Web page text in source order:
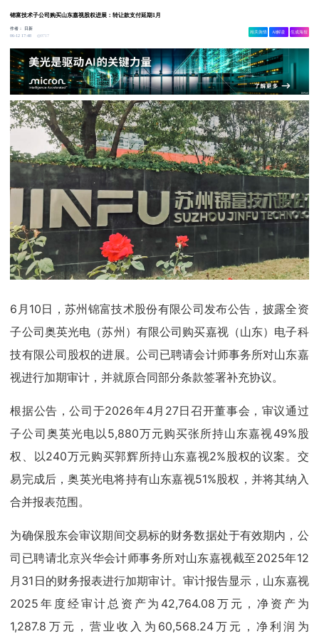
锦富技术子公司购买山东嘉视股权进展：转让款支付延期1月
作者：
日新
06-12 17:48
9717
相关舆情 AI解读 生成海报
6月10日，苏州锦富技术股份有限公司发布公告，披露全资
子公司奥英光电（苏州）有限公司购买嘉视（山东）电子科
技有限公司股权的进展。公司已聘请会计师事务所对山东嘉
视进行加期审计，并就原合同部分条款签署补充协议。
根据公告，公司于2026年4月27日召开董事会，审议通过
子公司奥英光电以5,880万元购买张所持山东嘉视49%股
权、以240万元购买郭辉所持山东嘉视2%股权的议案。交
易完成后，奥英光电将持有山东嘉视51%股权，并将其纳入
合并报表范围。
为确保股东会审议期间交易标的财务数据处于有效期内，公
司已聘请北京兴华会计师事务所对山东嘉视截至2025年12
月31日的财务报表进行加期审计。审计报告显示，山东嘉视
2025年度经审计总资产为42,764.08万元，净资产为
1,287.8万元，营业收入为60,568.24万元，净利润为